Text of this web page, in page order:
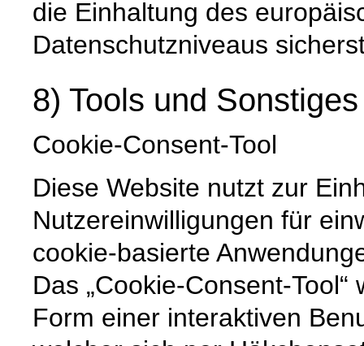
die Einhaltung des
Datenschutzniveaus
8) Tools und Sonstiges
Cookie-Consent-Tool
Diese Website nutzt zur
Nutzereinwilligungen für
cookie-basierte
Das „Cookie-Consent-
Form einer interaktiven